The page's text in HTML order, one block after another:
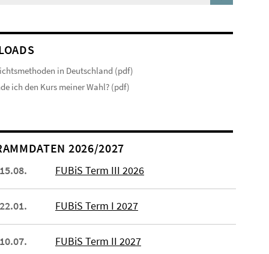
in Deutschland (pdf)
ich den Kurs meiner Wahl? (pdf)
2026/2027
FUBiS Term III 2026
FUBiS Term I 2027
FUBiS Term II 2027